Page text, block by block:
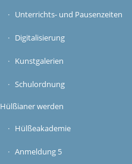
Unterrichts- und Pausenzeiten
Digitalisierung
Kunstgalerien
Schulordnung
Hülßianer werden
Hülßeakademie
Anmeldung 5